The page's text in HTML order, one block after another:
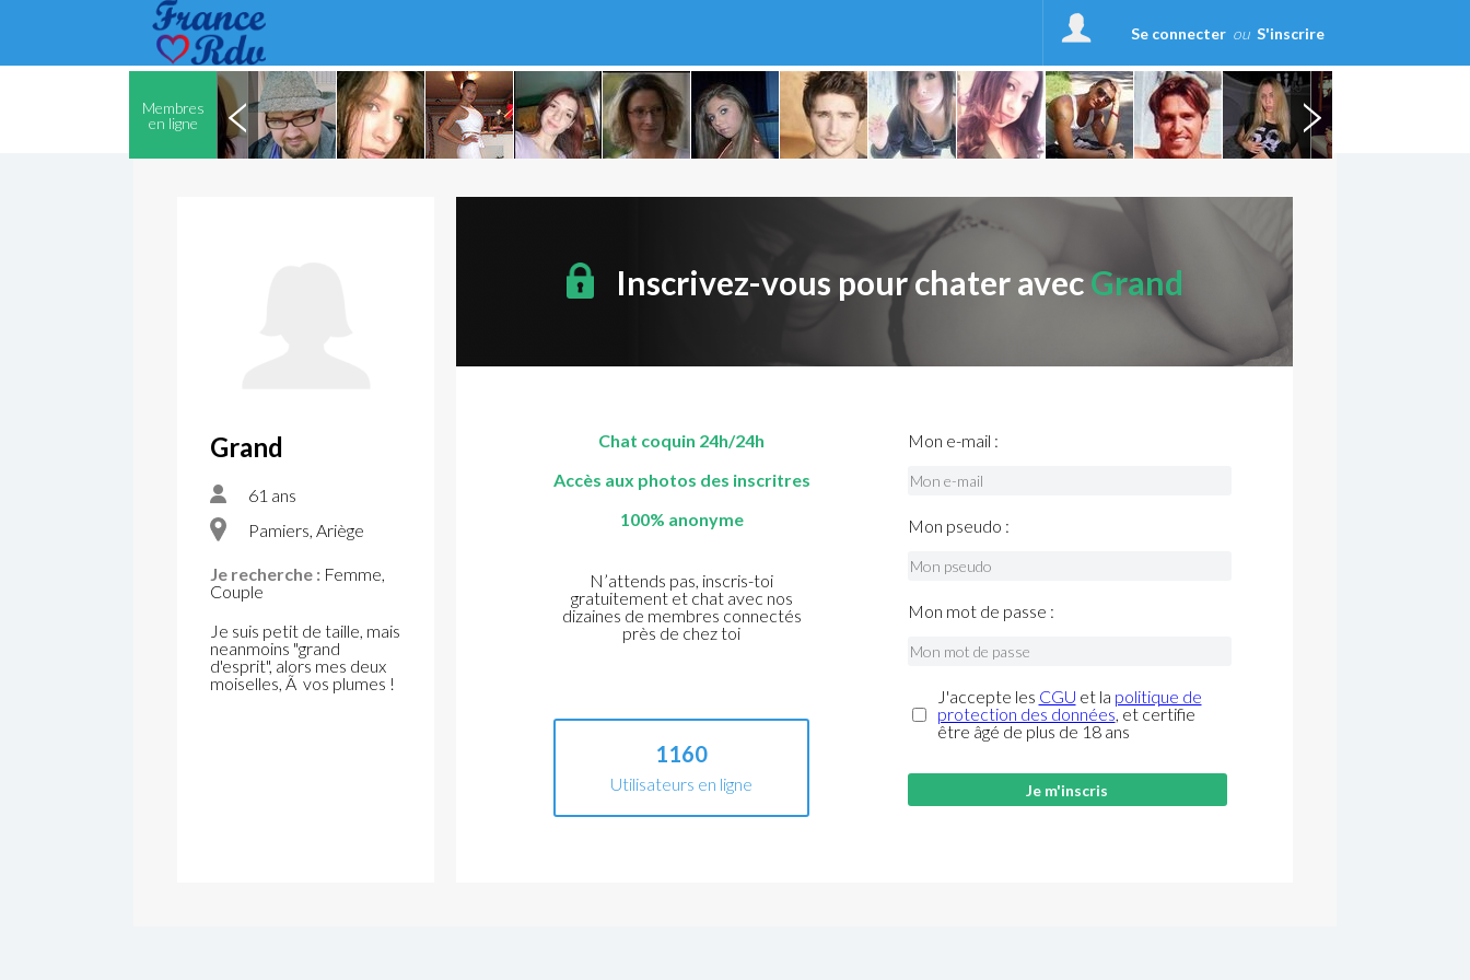
Se connecter ou S'inscrire
Membres
en ligne
Grand
61 ans
Pamiers, Ariège
Je recherche : Femme,
Couple
Je suis petit de taille, mais
neanmoins "grand
d'esprit", alors mes deux
moiselles, Ã vos plumes !
Inscrivez-vous pour chater avecGrand
Chat coquin 24h/24h
Accès aux photos des inscritres
100% anonyme
N’attends pas, inscris-toi
gratuitement et chat avec nos
dizaines de membres connectés
près de chez toi
1160
Utilisateurs en ligne
Mon e-mail :
Mon pseudo :
Mon mot de passe :
J'accepte les CGU et la politique de
protection des données, et certifie
être âgé de plus de 18 ans